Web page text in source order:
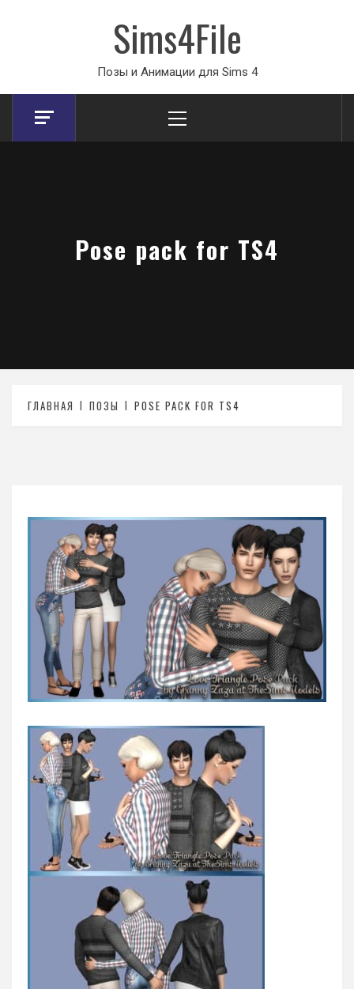
Sims4File
Позы и Анимации для Sims 4
Menu
Pose pack for TS4
ГЛАВНАЯ ПОЗЫ POSE PACK FOR TS4